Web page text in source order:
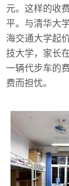
元。这样的收
平。与清华大
海交通大学起
技大学，家长
一辆代步车的
费而担忧。